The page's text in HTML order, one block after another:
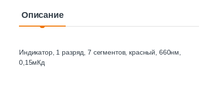
Описание
Индикатор, 1 разряд, 7 сегментов, красный, 660нм,
0,15мКд